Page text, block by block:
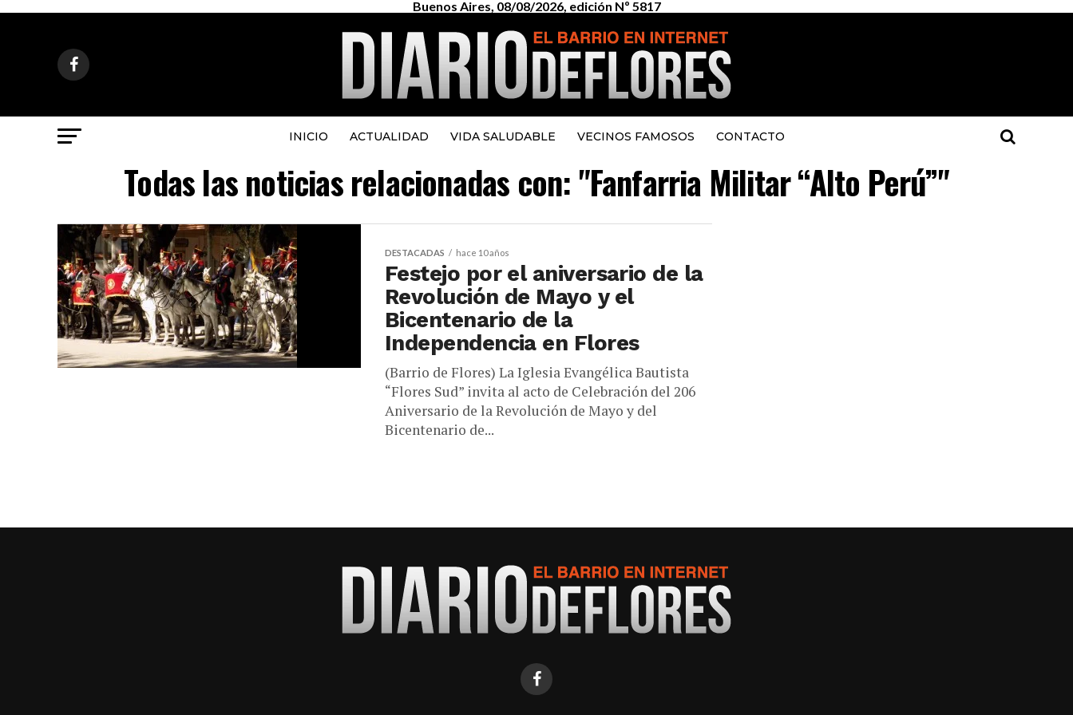
Buenos Aires, 08/08/2026, edición Nº 5817
INICIO ACTUALIDAD VIDA SALUDABLE VECINOS FAMOSOS CONTACTO
Todas las noticias relacionadas con: "Fanfarria Militar “Alto Perú”"
DESTACADAS hace 10 años
Festejo por el aniversario de la
Revolución de Mayo y el
Bicentenario de la
Independencia en Flores
(Barrio de Flores) La Iglesia Evangélica Bautista
“Flores Sud” invita al acto de Celebración del 206
Aniversario de la Revolución de Mayo y del
Bicentenario de...